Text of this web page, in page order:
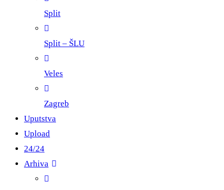
Split
Split – ŠLU
Veles
Zagreb
Uputstva
Upload
24/24
Arhiva